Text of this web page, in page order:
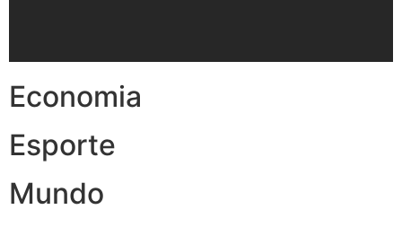
Economia
Esporte
Mundo